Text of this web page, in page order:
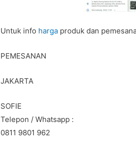
Untuk info harga produk dan
PEMESANAN
JAKARTA
SOFIE
Telepon / Whatsapp :
0811 9801 962